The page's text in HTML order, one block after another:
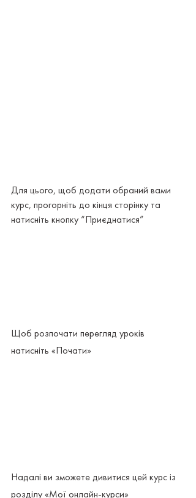
Для цього, щоб додати обраний вами
курс, прогорніть до кінця сторінку та
натисніть кнопку “Приєднатися”
Щоб розпочати перегляд уроків
натисніть «Почати»
Надалі ви зможете дивитися цей курс із
розділу «Мої онлайн-курси»